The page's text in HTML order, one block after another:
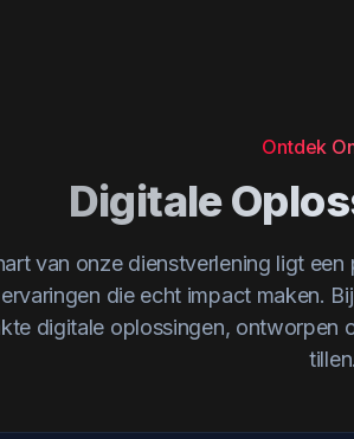
Ontdek
Digitale
van onze dienstverlening ligt
die echt impact maken.
digitale oplossingen, ontworpen
tillen.